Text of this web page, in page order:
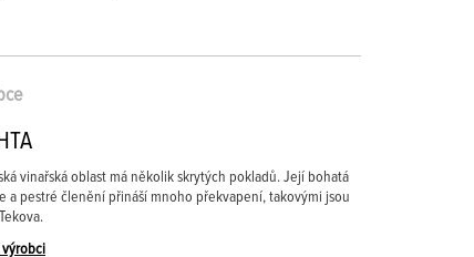
vinařská oblast má několik skrytých pokladů. Její bohatá
a pestré členění přináší mnoho překvapení, takovými jsou
výrobci